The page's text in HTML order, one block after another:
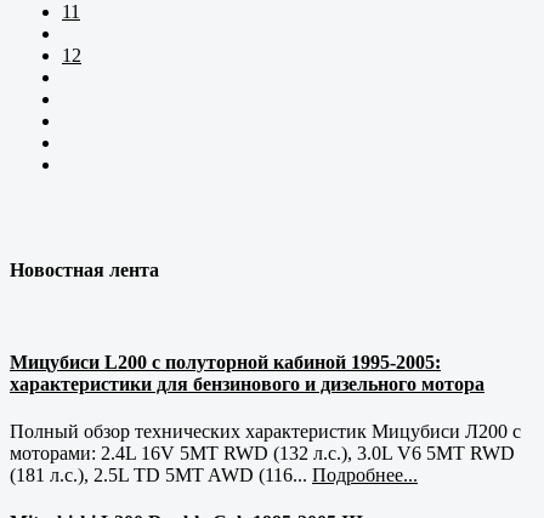
11
12
Новостная лента
Мицубиси L200 с полуторной кабиной 1995-2005:
характеристики для бензинового и дизельного мотора
Полный обзор технических характеристик Мицубиси Л200 с
моторами: 2.4L 16V 5MT RWD (132 л.с.), 3.0L V6 5MT RWD
(181 л.с.), 2.5L TD 5MT AWD (116... Подробнее...